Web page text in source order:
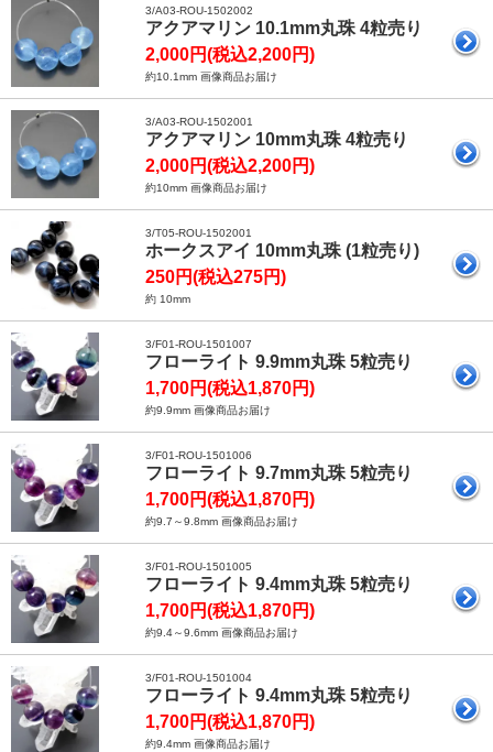
3/A03-ROU-1502002
アクアマリン 10.1mm丸珠 4粒売り
2,000円(税込2,200円)
約10.1mm 画像商品お届け
3/A03-ROU-1502001
アクアマリン 10mm丸珠 4粒売り
2,000円(税込2,200円)
約10mm 画像商品お届け
3/T05-ROU-1502001
ホークスアイ 10mm丸珠 (1粒売り)
250円(税込275円)
約 10mm
3/F01-ROU-1501007
フローライト 9.9mm丸珠 5粒売り
1,700円(税込1,870円)
約9.9mm 画像商品お届け
3/F01-ROU-1501006
フローライト 9.7mm丸珠 5粒売り
1,700円(税込1,870円)
約9.7～9.8mm 画像商品お届け
3/F01-ROU-1501005
フローライト 9.4mm丸珠 5粒売り
1,700円(税込1,870円)
約9.4～9.6mm 画像商品お届け
3/F01-ROU-1501004
フローライト 9.4mm丸珠 5粒売り
1,700円(税込1,870円)
約9.4mm 画像商品お届け